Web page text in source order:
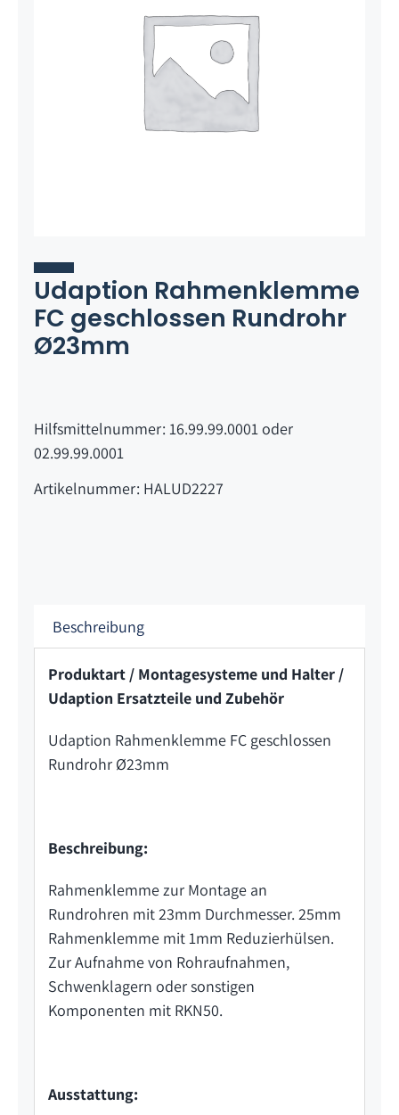
Udaption Rahmenklemme
FC geschlossen Rundrohr
Ø23mm
Hilfsmittelnummer: 16.99.99.0001 oder
02.99.99.0001
Artikelnummer: HALUD2227
Beschreibung
Produktart / Montagesysteme und Halter /
Udaption Ersatzteile und Zubehör
Udaption Rahmenklemme FC geschlossen
Rundrohr Ø23mm
Beschreibung:
Rahmenklemme zur Montage an
Rundrohren mit 23mm Durchmesser. 25mm
Rahmenklemme mit 1mm Reduzierhülsen.
Zur Aufnahme von Rohraufnahmen,
Schwenklagern oder sonstigen
Komponenten mit RKN50.
Ausstattung: